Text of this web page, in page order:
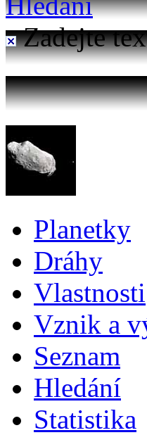
Zadejte
Planetky
Dráhy
Vlastnosti
Vznik a
Seznam
Hledání
Statistika